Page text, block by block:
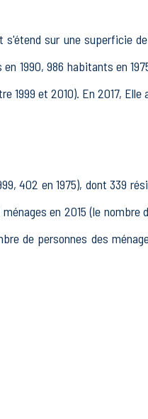
sur une superficie
1990, 986 habitants en
1999 et 2010). En 2017,
402 en 1975), dont 339
en 2015 (le
de personnes des